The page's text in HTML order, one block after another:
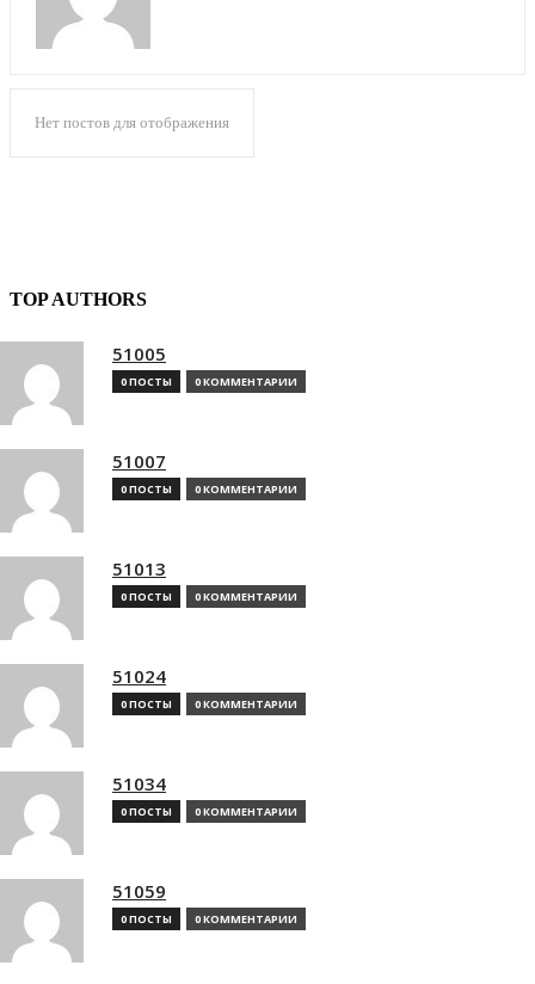
Нет постов для отображения
TOP AUTHORS
51005
0 ПОСТЫ 0 КОММЕНТАРИИ
51007
0 ПОСТЫ 0 КОММЕНТАРИИ
51013
0 ПОСТЫ 0 КОММЕНТАРИИ
51024
0 ПОСТЫ 0 КОММЕНТАРИИ
51034
0 ПОСТЫ 0 КОММЕНТАРИИ
51059
0 ПОСТЫ 0 КОММЕНТАРИИ